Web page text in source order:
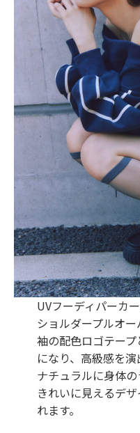
UVフーディパーカ
ショルダープルオー
袖の配色ロゴテー
になり、高級感を演
ナチュラルに身体
きれいに見えるデ
れます。